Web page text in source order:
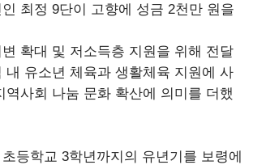
최정 9단이 고향에 성금 2천만 원을
확대 및 저소득층 지원을 위해 전달
내 유소년 체육과 생활체육 지원에 사
역사회 나눔 문화 확산에 의미를 더했
등학교 3학년까지의 유년기를 보령에